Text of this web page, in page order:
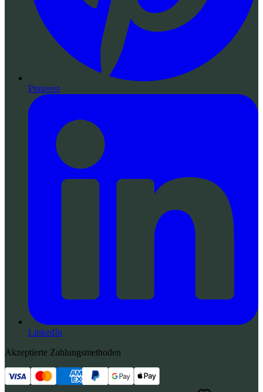
Pinterest
LinkedIn
Akzeptierte Zahlungsmethoden